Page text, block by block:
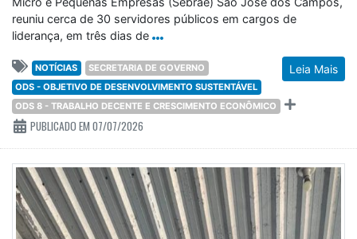
reuniu cerca de 30 servidores públicos em cargos de
liderança, em três dias de
Leia Mais
NOTÍCIAS
SECRETARIA DE GOVERNO
ODS - OBJETIVO DE DESENVOLVIMENTO SUSTENTÁVEL
ODS 8 - TRABALHO DECENTE E CRESCIMENTO ECONÔMICO
PUBLICADO EM 07/07/2026